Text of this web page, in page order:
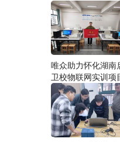
学院智慧建筑综合
实训项目圆满落地
唯众助力怀化湖南
卫校物联网实训项
满交付，共筑医工
人才培养新生态